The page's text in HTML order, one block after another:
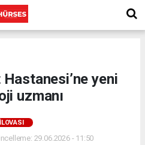
yeni
uzmanı
29.06.2026 - 11:50